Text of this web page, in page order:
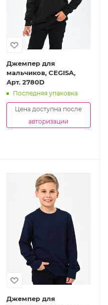
Джемпер для
мальчиков, CEGISA,
Арт. 2780D
Последняя упаковка
Цена доступна после
авторизации
Джемпер для